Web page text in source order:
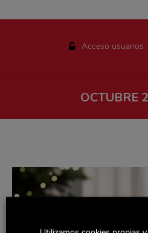
Acceso usuarios
OCTUBRE